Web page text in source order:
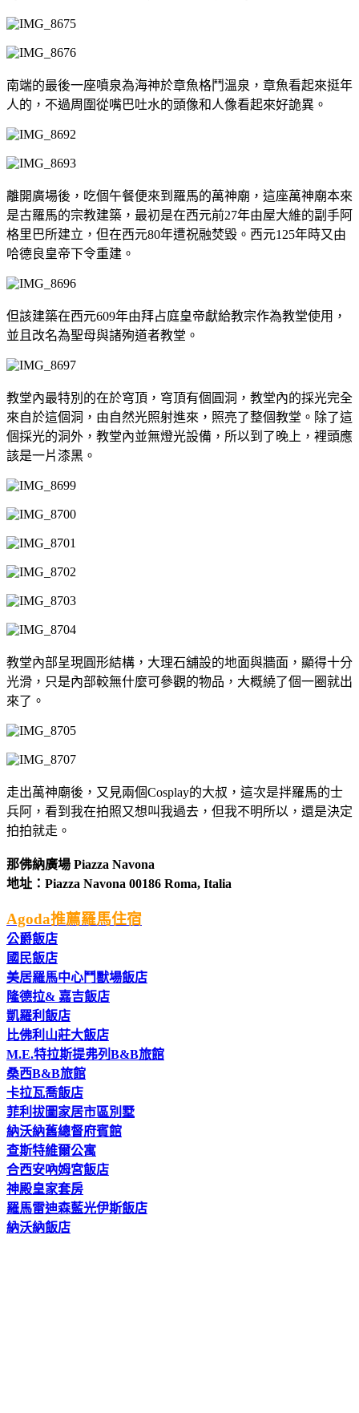
南端的最後一座噴泉為海神於章魚格鬥溫泉，章魚看起來挺年
人的，不過周圍從嘴巴吐水的頭像和人像看起來好詭異。
離開廣場後，吃個午餐便來到羅馬的萬神廟，這座萬神廟本來
是古羅馬的宗教建築，最初是在西元前27年由屋大維的副手阿
格里巴所建立，但在西元80年遭祝融焚毀。西元125年時又由
哈德良皇帝下令重建。
但該建築在西元609年由拜占庭皇帝獻給教宗作為教堂使用，
並且改名為聖母與諸殉道者教堂。
教堂內最特別的在於穹頂，穹頂有個圓洞，教堂內的採光完全
來自於這個洞，由自然光照射進來，照亮了整個教堂。除了這
個採光的洞外，教堂內並無燈光設備，所以到了晚上，裡頭應
該是一片漆黑。
教堂內部呈現圓形結構，大理石舖設的地面與牆面，顯得十分
光滑，只是內部較無什麼可參觀的物品，大概繞了個一圈就出
來了。
走出萬神廟後，又見兩個Cosplay的大叔，這次是拌羅馬的士
兵阿，看到我在拍照又想叫我過去，但我不明所以，還是決定
拍拍就走。
那佛納廣場 Piazza Navona
地址：Piazza Navona 00186 Roma, Italia
Agoda推薦羅馬住宿
公爵飯店
國民飯店
美居羅馬中心鬥獸場飯店
隆德拉& 嘉吉飯店
凱羅利飯店
比佛利山莊大飯店
M.E.特拉斯提弗列B&B旅館
桑西B&B旅館
卡拉瓦喬飯店
菲利拔圖家居市區別墅
納沃納舊總督府賓館
查斯特維爾公寓
合西安吶姆宮飯店
神殿皇家套房
羅馬雷迪森藍光伊斯飯店
納沃納飯店